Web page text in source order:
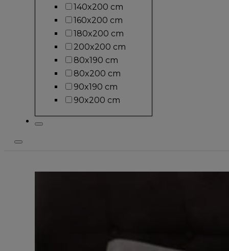
140x200 cm
160x200 cm
180x200 cm
200x200 cm
80x190 cm
80x200 cm
90x190 cm
90x200 cm